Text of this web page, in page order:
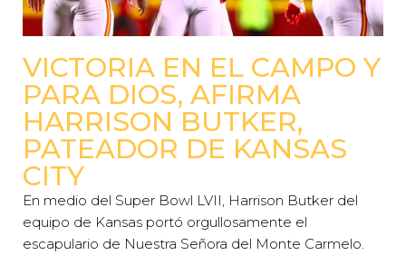
VICTORIA EN EL CAMPO Y
PARA DIOS, AFIRMA
HARRISON BUTKER,
PATEADOR DE KANSAS
CITY
En medio del Super Bowl LVII, Harrison Butker del
equipo de Kansas portó orgullosamente el
escapulario de Nuestra Señora del Monte Carmelo.